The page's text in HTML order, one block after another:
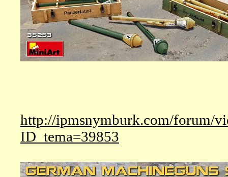
http://ipmsnymburk.com/forum/
ID_tema=39853